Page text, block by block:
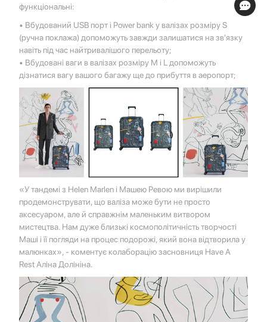
функціональні:
• Вбудований USB порт і Power bank у валізах розміру S
(ручна поклажа) допоможуть завжди залишатися на зв'язку
навіть під час найтривалішого перельоту;
• Вбудовані ваги в валізах розміру M і L допоможуть
дізнатися вагу вашого багажу ще до прибуття в аеропорт;
«У тандемі з Helen Marlen і Машею Ревою ми вирішили
продемонструвати, що валіза може бути не просто
аксесуаром, але й справжнім маленьким витвором
мистецтва. Нам дуже близькі космополітичність творчості
Маші і її погляди на процес подорожі, який вона відтворила у
малюнках», - коментує колаборацію засновниця Have A
Rest Аліна Долініна.